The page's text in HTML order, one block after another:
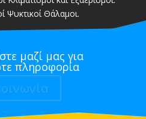
Ψυκτικοί Θάλαμοι.
μαζί μας για
πληροφορία